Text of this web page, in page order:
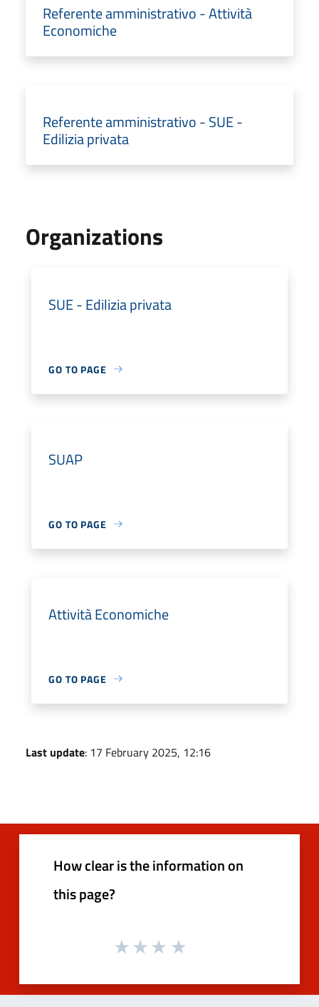
Referente amministrativo - Attività
Economiche
Referente amministrativo - SUE -
Edilizia privata
Organizations
SUE - Edilizia privata
GO TO PAGE
SUAP
GO TO PAGE
Attività Economiche
GO TO PAGE
Last update: 17 February 2025, 12:16
How clear is the information on
this page?